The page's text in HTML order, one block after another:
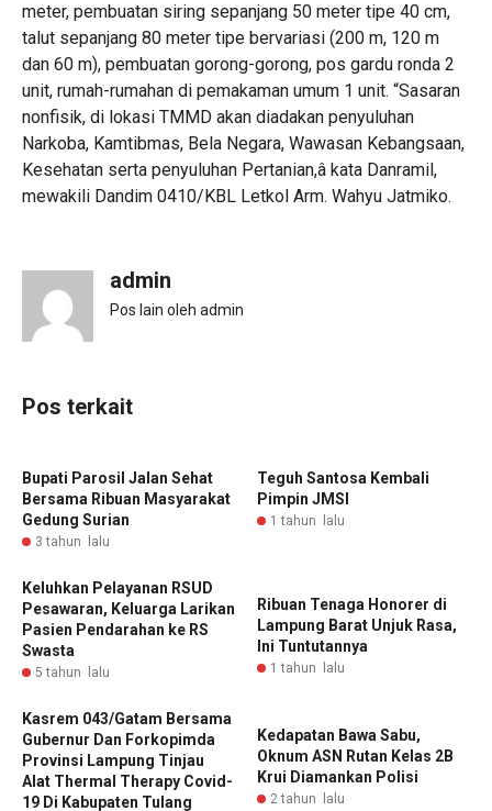
meter, pembuatan siring sepanjang 50 meter tipe 40 cm,
talut sepanjang 80 meter tipe bervariasi (200 m, 120 m
dan 60 m), pembuatan gorong-gorong, pos gardu ronda 2
unit, rumah-rumahan di pemakaman umum 1 unit. “Sasaran
nonfisik, di lokasi TMMD akan diadakan penyuluhan
Narkoba, Kamtibmas, Bela Negara, Wawasan Kebangsaan,
Kesehatan serta penyuluhan Pertanian,â kata Danramil,
mewakili Dandim 0410/KBL Letkol Arm. Wahyu Jatmiko.
admin
Pos lain oleh admin
Pos terkait
Bupati Parosil Jalan Sehat
Bersama Ribuan Masyarakat
Gedung Surian
3 tahun lalu
Teguh Santosa Kembali
Pimpin JMSI ‎
1 tahun lalu
Keluhkan Pelayanan RSUD
Pesawaran, Keluarga Larikan
Pasien Pendarahan ke RS
Swasta
5 tahun lalu
Ribuan Tenaga Honorer di
Lampung Barat Unjuk Rasa,
Ini Tuntutannya
1 tahun lalu
Kasrem 043/Gatam Bersama
Gubernur Dan Forkopimda
Provinsi Lampung Tinjau
Alat Thermal Therapy Covid-
19 Di Kabupaten Tulang
Kedapatan Bawa Sabu,
Oknum ASN Rutan Kelas 2B
Krui Diamankan Polisi
2 tahun lalu